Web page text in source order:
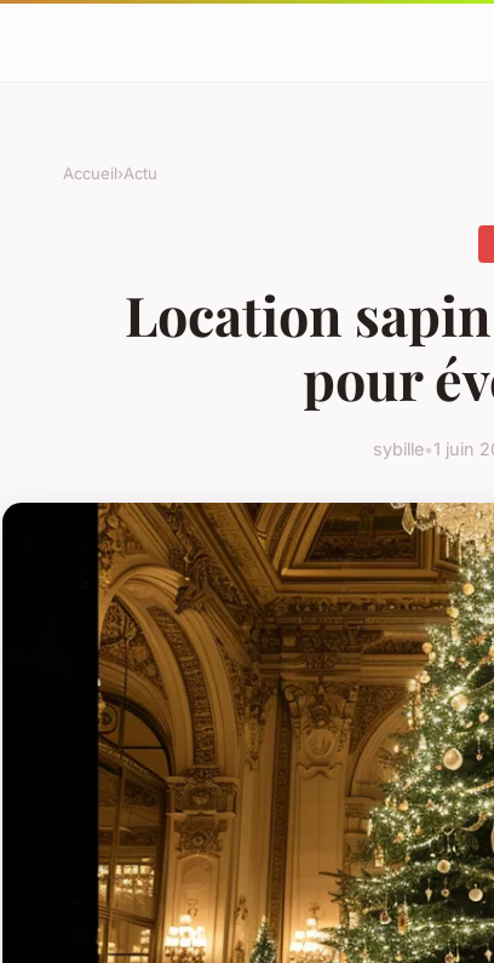
Accueil›Actu
Location
pour
sybille•1 juin